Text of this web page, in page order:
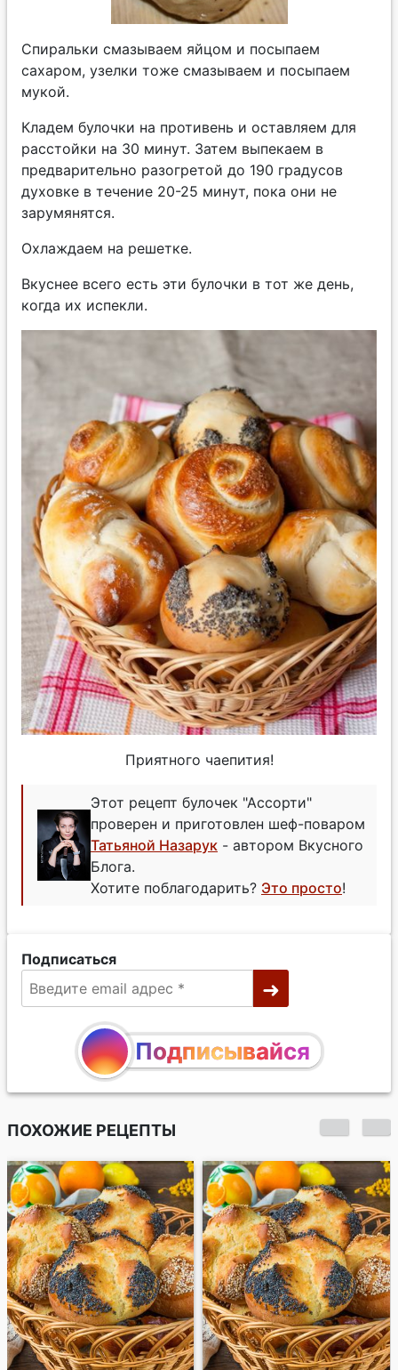
Спиральки смазываем яйцом и посыпаем
сахаром, узелки тоже смазываем и посыпаем
мукой.
Кладем булочки на противень и оставляем для
расстойки на 30 минут. Затем выпекаем в
предварительно разогретой до 190 градусов
духовке в течение 20-25 минут, пока они не
зарумянятся.
Охлаждаем на решетке.
Вкуснее всего есть эти булочки в тот же день,
когда их испекли.
Приятного чаепития!
Этот рецепт булочек "Ассорти"
проверен и приготовлен шеф-поваром
Татьяной Назарук - автором Вкусного
Блога.
Хотите поблагодарить? Это просто!
Подписаться
Подписывайся
ПОХОЖИЕ РЕЦЕПТЫ